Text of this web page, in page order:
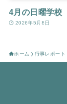
4月の日曜学校
2026年5月8日
ホーム 行事レポート